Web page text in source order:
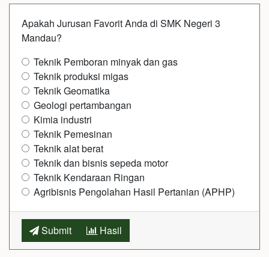
Apakah Jurusan Favorit Anda di SMK Negeri 3
Mandau?
Teknik Pemboran minyak dan gas
Teknik produksi migas
Teknik Geomatika
Geologi pertambangan
Kimia industri
Teknik Pemesinan
Teknik alat berat
Teknik dan bisnis sepeda motor
Teknik Kendaraan Ringan
Agribisnis Pengolahan Hasil Pertanian (APHP)
Submit Hasil